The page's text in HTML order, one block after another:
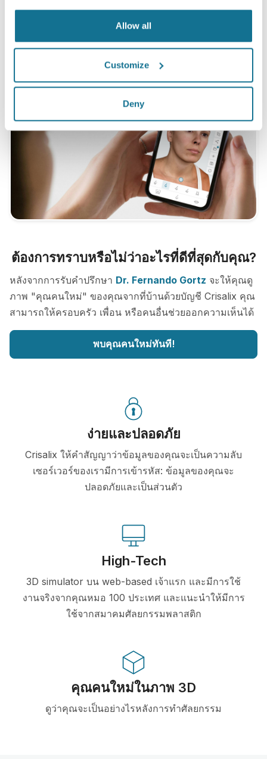
Allow all
Customize
Deny
พฤษภาคม 2010 ถึง กันยายน 2011 ในประเทศสวิสแลนด์
ต้องการทราบหรือไม่ว่าอะไรที่ดีที่สุดกับคุณ?
หลังจากการรับคำปรึกษา Dr. Fernando Gortz จะให้คุณดู
ภาพ "คุณคนใหม่" ของคุณจากที่บ้านด้วยบัญชี Crisalix คุณ
สามารถให้ครอบครัว เพื่อน หรือคนอื่นช่วยออกความเห็นได้
พบคุณคนใหม่ทันที!
ง่ายและปลอดภัย
Crisalix ให้คำสัญญาว่าข้อมูลของคุณจะเป็นความลับ
เซอร์เวอร์ของเรามีการเข้ารหัส: ข้อมูลของคุณจะ
ปลอดภัยและเป็นส่วนตัว
High-Tech
3D simulator บน web-based เจ้าแรก และมีการใช้
งานจริงจากคุณหมอ 100 ประเทศ และแนะนำให้มีการ
ใช้จากสมาคมศัลยกรรมพลาสติก
คุณคนใหม่ในภาพ 3D
ดูว่าคุณจะเป็นอย่างไรหลังการทำศัลยกรรม